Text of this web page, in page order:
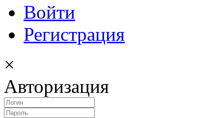
Войти
Регистрация
×
Авторизация